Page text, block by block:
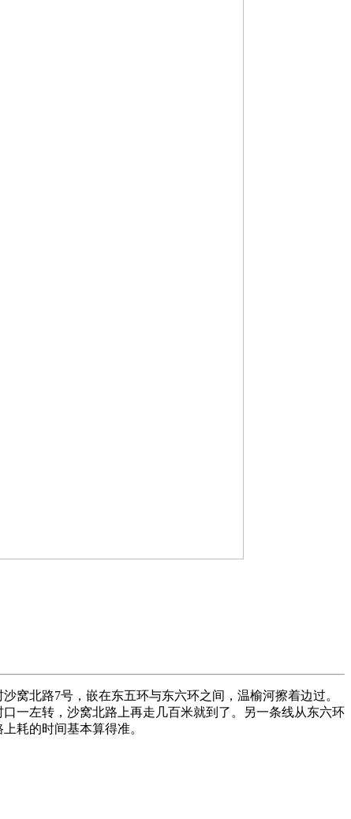
窝北路7号，嵌在东五环与东六环之间，温榆河擦着边过。
一左转，沙窝北路上再走几百米就到了。另一条线从东六环
耗的时间基本算得准。